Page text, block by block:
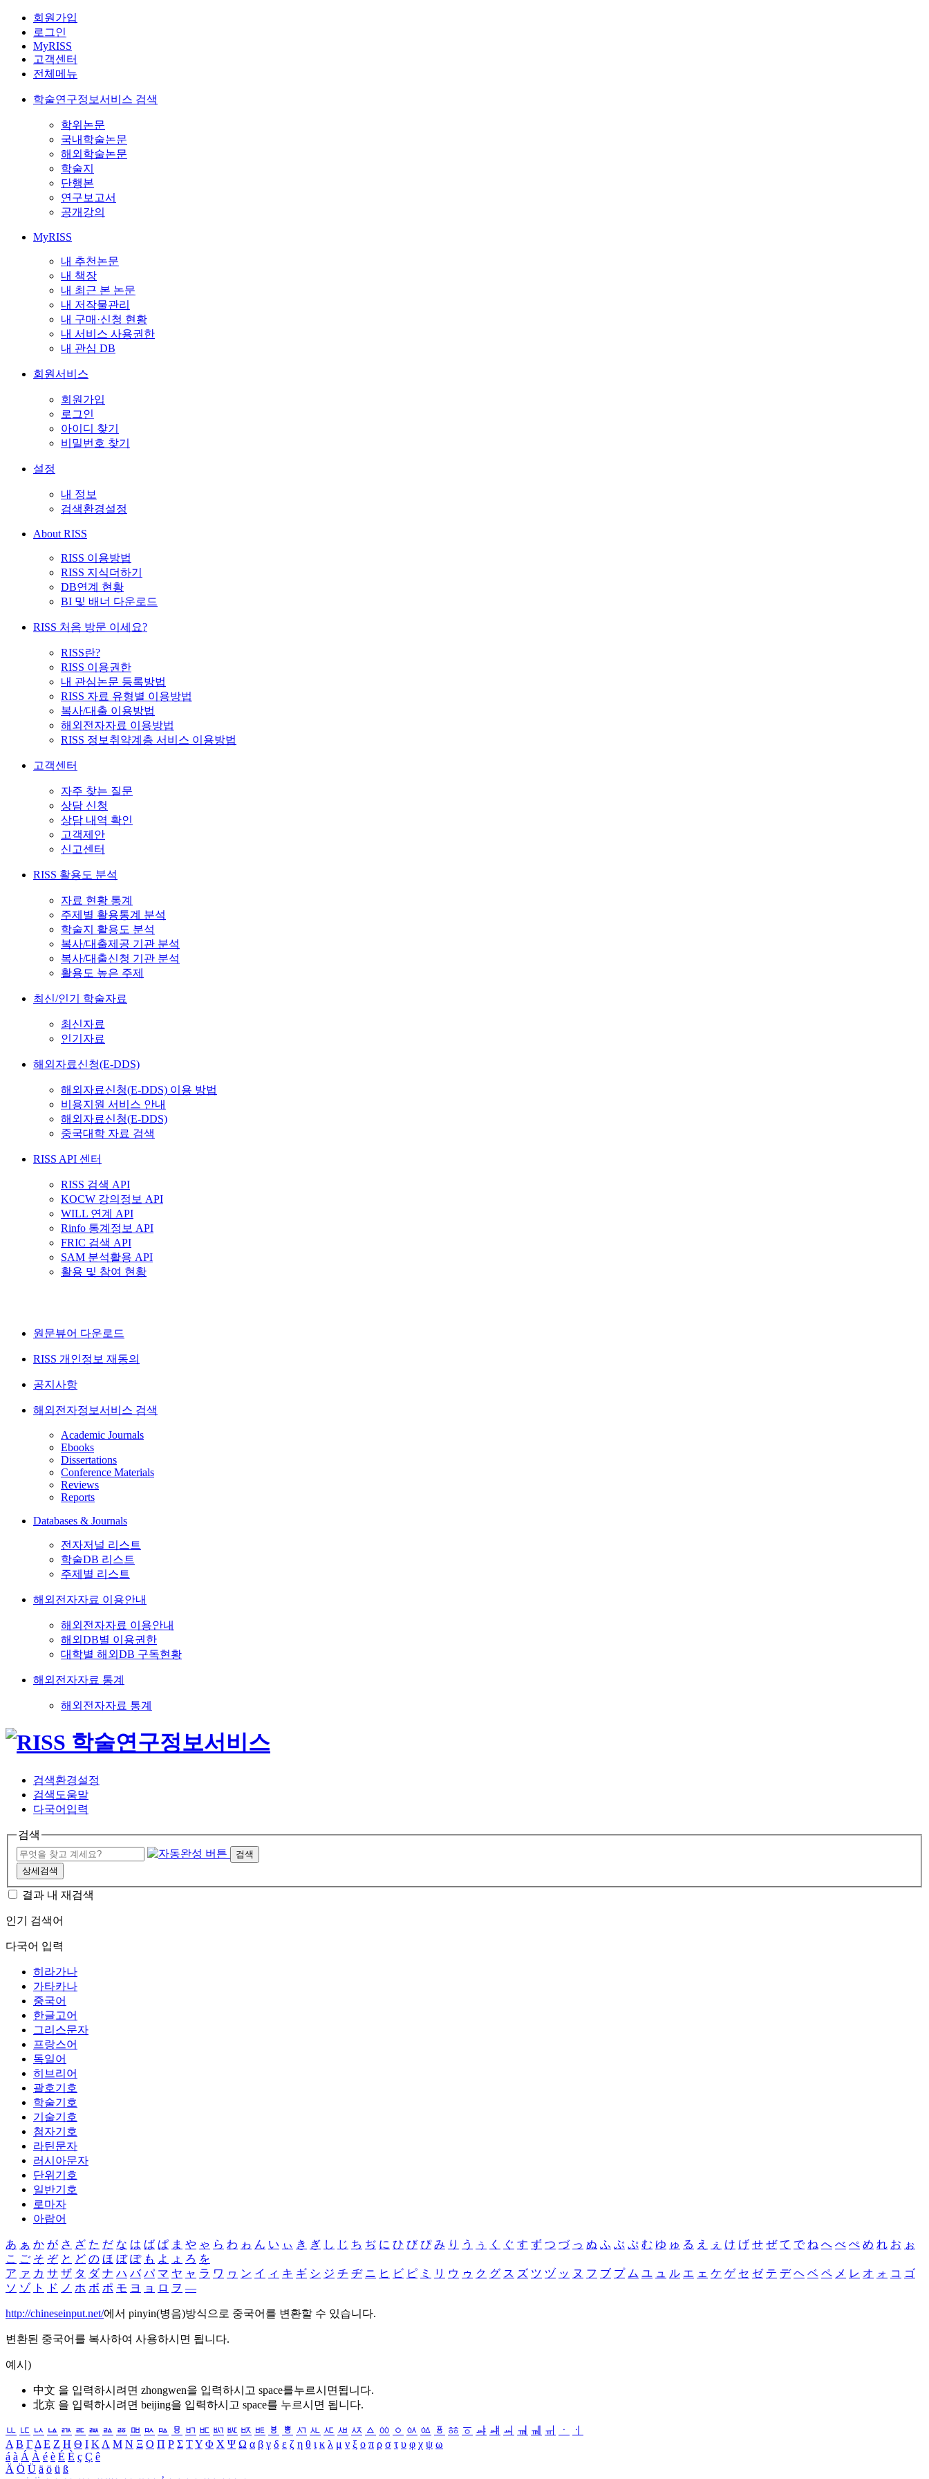
회원가입
로그인
MyRISS
고객센터
전체메뉴
학술연구정보서비스 검색
학위논문
국내학술논문
해외학술논문
학술지
단행본
연구보고서
공개강의
MyRISS
내 추천논문
내 책장
내 최근 본 논문
내 저작물관리
내 구매·신청 현황
내 서비스 사용권한
내 관심 DB
회원서비스
회원가입
로그인
아이디 찾기
비밀번호 찾기
설정
내 정보
검색환경설정
About RISS
RISS 이용방법
RISS 지식더하기
DB연계 현황
BI 및 배너 다운로드
RISS 처음 방문 이세요?
RISS란?
RISS 이용권한
내 관심논문 등록방법
RISS 자료 유형별 이용방법
복사/대출 이용방법
해외전자자료 이용방법
RISS 정보취약계층 서비스 이용방법
고객센터
자주 찾는 질문
상담 신청
상담 내역 확인
고객제안
신고센터
RISS 활용도 분석
자료 현황 통계
주제별 활용통계 분석
학술지 활용도 분석
복사/대출제공 기관 분석
복사/대출신청 기관 분석
활용도 높은 주제
최신/인기 학술자료
최신자료
인기자료
해외자료신청(E-DDS)
해외자료신청(E-DDS) 이용 방법
비용지원 서비스 안내
해외자료신청(E-DDS)
중국대학 자료 검색
RISS API 센터
RISS 검색 API
KOCW 강의정보 API
WILL 연계 API
Rinfo 통계정보 API
FRIC 검색 API
SAM 분석활용 API
활용 및 참여 현황
원문뷰어 다운로드
RISS 개인정보 재동의
공지사항
해외전자정보서비스 검색
Academic Journals
Ebooks
Dissertations
Conference Materials
Reviews
Reports
Databases & Journals
전자저널 리스트
학술DB 리스트
주제별 리스트
해외전자자료 이용안내
해외전자자료 이용안내
해외DB별 이용권한
대학별 해외DB 구독현황
해외전자자료 통계
해외전자자료 통계
검색환경설정
검색도움말
다국어입력
검색
검색
상세검색
결과 내 재검색
인기 검색어
다국어 입력
히라가나
가타카나
중국어
한글고어
그리스문자
프랑스어
독일어
히브리어
괄호기호
학술기호
기술기호
첨자기호
라틴문자
러시아문자
단위기호
일반기호
로마자
아랍어
あ ぁ か が さ ざ た だ な は ば ぱ ま や ゃ ら わ ゎ ん い ぃ き ぎ し じ ち ぢ に ひ び ぴ み り う ぅ く ぐ す ず つ づ っ ぬ ふ ぶ ぷ む ゆ ゅ る え ぇ け げ せ ぜ て で ね へ べ ぺ め れ お ぉ
こ ご そ ぞ と ど の ほ ぼ ぽ も よ ょ ろ を
ア ァ カ サ ザ タ ダ ナ ハ バ パ マ ヤ ャ ラ ワ ヮ ン イ ィ キ ギ シ ジ チ ヂ ニ ヒ ビ ピ ミ リ ウ ゥ ク グ ス ズ ツ ヅ ッ ヌ フ ブ プ ム ユ ュ ル エ ェ ケ ゲ セ ゼ テ デ ヘ ベ ペ メ レ オ ォ コ ゴ
ソ ゾ ト ド ノ ホ ボ ポ モ ヨ ョ ロ ヲ ―
http://chineseinput.net/에서 pinyin(병음)방식으로 중국어를 변환할 수 있습니다.
변환된 중국어를 복사하여 사용하시면 됩니다.
예시)
中文 을 입력하시려면 zhongwen을 입력하시고 space를누르시면됩니다.
北京 을 입력하시려면 beijing을 입력하시고 space를 누르시면 됩니다.
ㅥ ㅦ ㅧ ㅨ ㅩ ㅪ ㅫ ㅬ ㅭ ㅮ ㅯ ㅰ ㅱ ㅲ ㅳ ㅴ ㅵ ㅶ ㅷ ㅸ ㅹ ㅺ ㅻ ㅼ ㅽ ㅾ ㅿ ㆀ ㆁ ㆂ ㆃ ㆄ ㆅ ㆆ ㆇ ㆈ ㆉ ㆊ ㆋ ㆌ ㆍ
ㆎ
Α Β ΓΔ Ε Ζ Η Θ Ι ΚΛ Μ Ν Ξ Ο Π Ρ Σ ΤΥ Φ Χ Ψ Ω α β γ δ ε ζ η θ ι κ λ μ ν ξ ο π ρ σ τ υ φ χ ψ ω
á à Á À é è É È ç Ç ê
Ä Ö Ü ä ö ü ß